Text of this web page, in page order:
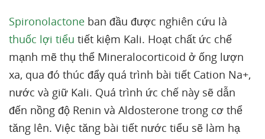
Spironolactone ban đầu được nghiên cứu là
thuốc lợi tiểu tiết kiệm Kali. Hoạt chất ức chế
mạnh mẽ thụ thể Mineralocorticoid ở ống lượn
xa, qua đó thúc đẩy quá trình bài tiết Cation Na+,
nước và giữ Kali. Quá trình ức chế này sẽ dẫn
đến nồng độ Renin và Aldosterone trong cơ thể
tăng lên. Việc tăng bài tiết nước tiểu sẽ làm hạ